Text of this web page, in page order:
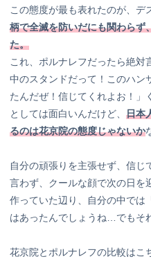
この態度が最も表れたのが、デ
柄で全滅を防いだにも関わらず
た。
これ、ポルナレフだったら絶
中のスタンドだって！このハン
たんだぜ！信じてくれよお！
としては面白いんだけど、 日本
るのは花京院の態度じゃないか
自分の頑張りを主張せず、信じ
言わず、クールな顔で次の日を
作っていた辺り、自分の中では
はあったんでしょうね…でもそ
花京院とポルナレフの比較はこ